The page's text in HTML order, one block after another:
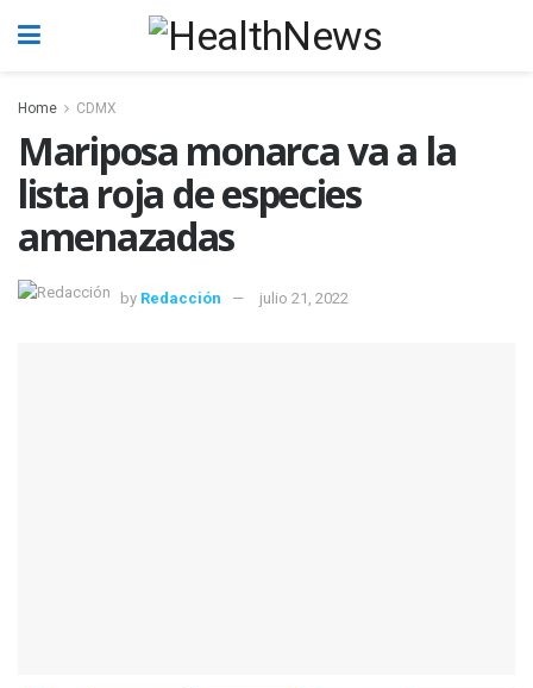
Home CDMX
Mariposa monarca va a la
lista roja de especies
amenazadas
by Redacción julio 21, 2022